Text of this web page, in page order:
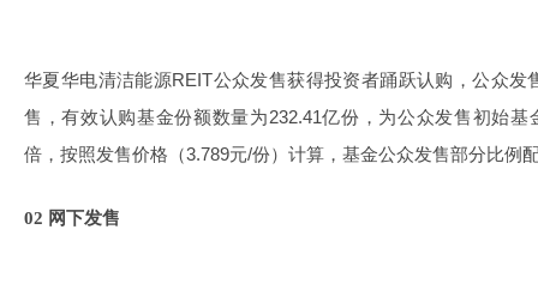
华夏华电清洁能源REIT公众发售获得投资者踊跃认购，公众发
售，有效认购基金份额数量为232.41亿份，为公众发售初始基
倍，按照发售价格（3.789元/份）计算，基金公众发售部分比例
02 网下发售